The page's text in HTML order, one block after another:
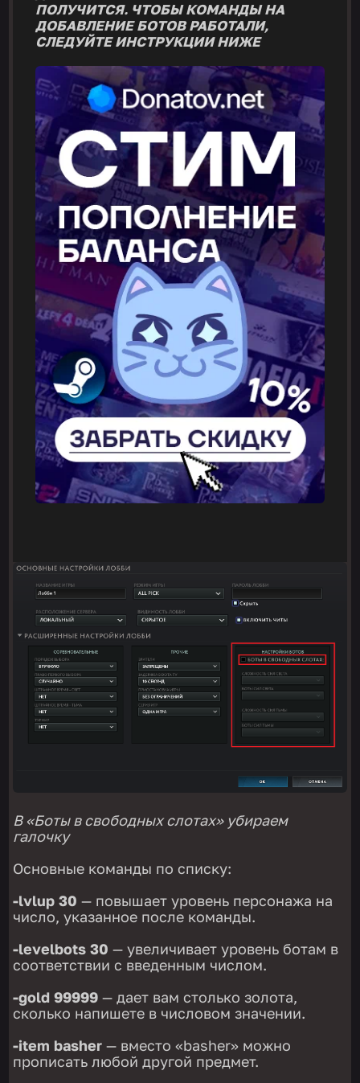
ПОЛУЧИТСЯ. ЧТОБЫ КОМАНДЫ НА
ДОБАВЛЕНИЕ БОТОВ РАБОТАЛИ,
СЛЕДУЙТЕ ИНСТРУКЦИИ НИЖЕ
В «Боты в свободных слотах» убираем
галочку
Основные команды по списку:
-lvlup 30 — повышает уровень персонажа на
число, указанное после команды.
-levelbots 30 — увеличивает уровень ботам в
соответствии с введенным числом.
-gold 99999 — дает вам столько золота,
сколько напишете в числовом значении.
-item basher — вместо «basher» можно
прописать любой другой предмет.